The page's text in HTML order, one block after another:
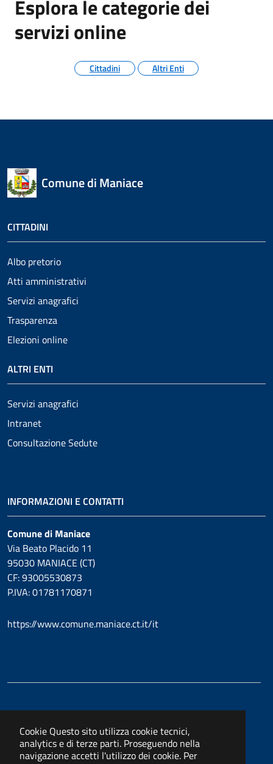
Cookie Questo sito utilizza cookie tecnici,
analytics e di terze parti. Proseguendo nella
navigazione accetti l'utilizzo dei cookie. Per
Esplora le categorie dei
servizi online
Cittadini Altri Enti
Comune di Maniace
CITTADINI
Albo pretorio
Atti amministrativi
Servizi anagrafici
Trasparenza
Elezioni online
ALTRI ENTI
Servizi anagrafici
Intranet
Consultazione Sedute
INFORMAZIONI E CONTATTI
Comune di Maniace
Via Beato Placido 11
95030 MANIACE (CT)
CF: 93005530873
P.IVA: 01781170871
https://www.comune.maniace.ct.it/it